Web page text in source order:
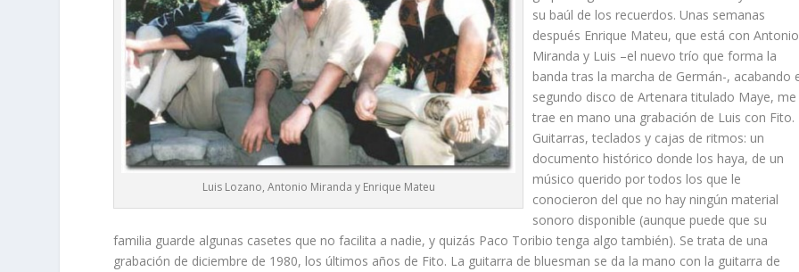
Luis Lozano, Antonio Miranda y Enrique Mateu
su baúl de los recuerdos. Unas semanas
después Enrique Mateu, que está con Antonio
Miranda y Luis –el nuevo trío que forma la
banda tras la marcha de Germán-, acabando
segundo disco de Artenara titulado Maye, me
trae en mano una grabación de Luis con Fito.
Guitarras, teclados y cajas de ritmos: un
documento histórico donde los haya, de un
músico querido por todos los que le
conocieron del que no hay ningún material
sonoro disponible (aunque puede que su
familia guarde algunas casetes que no facilita a nadie, y quizás Paco Toribio tenga algo también). Se trata de una
grabación de diciembre de 1980, los últimos años de Fito. La guitarra de bluesman se da la mano con la guitarra de